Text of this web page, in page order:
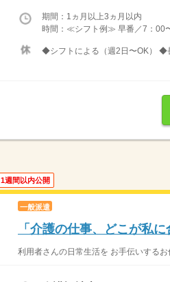
期間：1ヵ月以上3ヵ月以内
時間：≪シフト例≫ 早番／7：
◆シフトによる（週2日〜OK） ◆
1週間以内公開
一般派遣
「介護の仕事、どこが私
利用者さんの日常生活を お手伝いする